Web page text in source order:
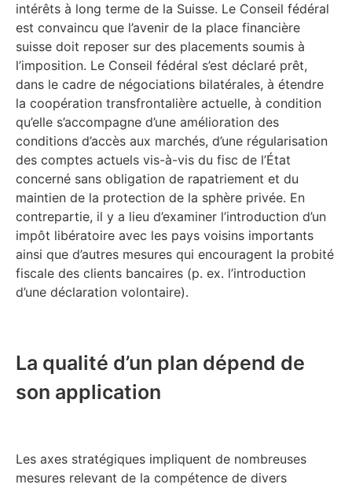
intérêts à long terme de la Suisse. Le Conseil fédéral
est convaincu que l’avenir de la place financière
suisse doit reposer sur des placements soumis à
l’imposition. Le Conseil fédéral s’est déclaré prêt,
dans le cadre de négociations bilatérales, à étendre
la coopération transfrontalière actuelle, à condition
qu’elle s’accompagne d’une amélioration des
conditions d’accès aux marchés, d’une régularisation
des comptes actuels vis-à-vis du fisc de l’État
concerné sans obligation de rapatriement et du
maintien de la protection de la sphère privée. En
contrepartie, il y a lieu d’examiner l’introduction d’un
impôt libératoire avec les pays voisins importants
ainsi que d’autres mesures qui encouragent la probité
fiscale des clients bancaires (p. ex. l’introduction
d’une déclaration volontaire).
La qualité d’un plan dépend de
son application
Les axes stratégiques impliquent de nombreuses
mesures relevant de la compétence de divers